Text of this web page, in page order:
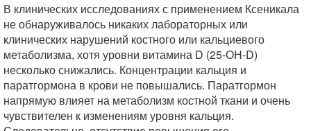
В клинических исследованиях с применением Ксеникала
не обнаруживалось никаких лабораторных или
клинических нарушений костного или кальциевого
метаболизма, хотя уровни витамина D (25-ОН-D)
несколько снижались. Концентрации кальция и
паратгормона в крови не повышались. Паратгормон
напрямую влияет на метаболизм костной ткани и очень
чувствителен к изменениям уровня кальция.